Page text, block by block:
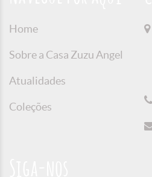
Home
Sobre a Casa Zuzu Angel
Atualidades
Coleções